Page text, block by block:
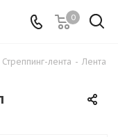
0
Стреппинг-лента - Лента